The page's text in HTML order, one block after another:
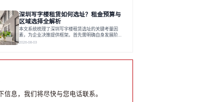
建服务生态助力企业成长，建议企业系统评估需求与
长期价值，选择匹配的发展载体。对于许多寻求在上
海松江区设立或扩展办公空间的企业而言，了解该区
域的写字楼市场概况是决策的首先
深圳写字楼租赁如何选址？租金预算与
区域选择全解析
本文系统梳理了深圳写字楼租赁选址的关键考量因
素，为企业决策提供框架。首先需明确自身发展阶
段、团队规模和文化特质等核心需求。深圳多中心商
业园注重生态与社群，适合文创、科技类企业。评估
2026-08-03
信息，我们将尽快与您电话联系。